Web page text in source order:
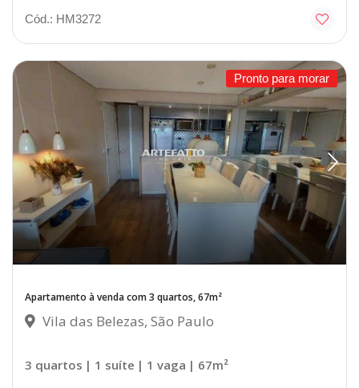
Cód.: HM3272
Pronto para morar
Apartamento à venda com 3 quartos, 67m²
Vila das Belezas, São Paulo
3 quartos | 1 suíte | 1 vaga | 67m²